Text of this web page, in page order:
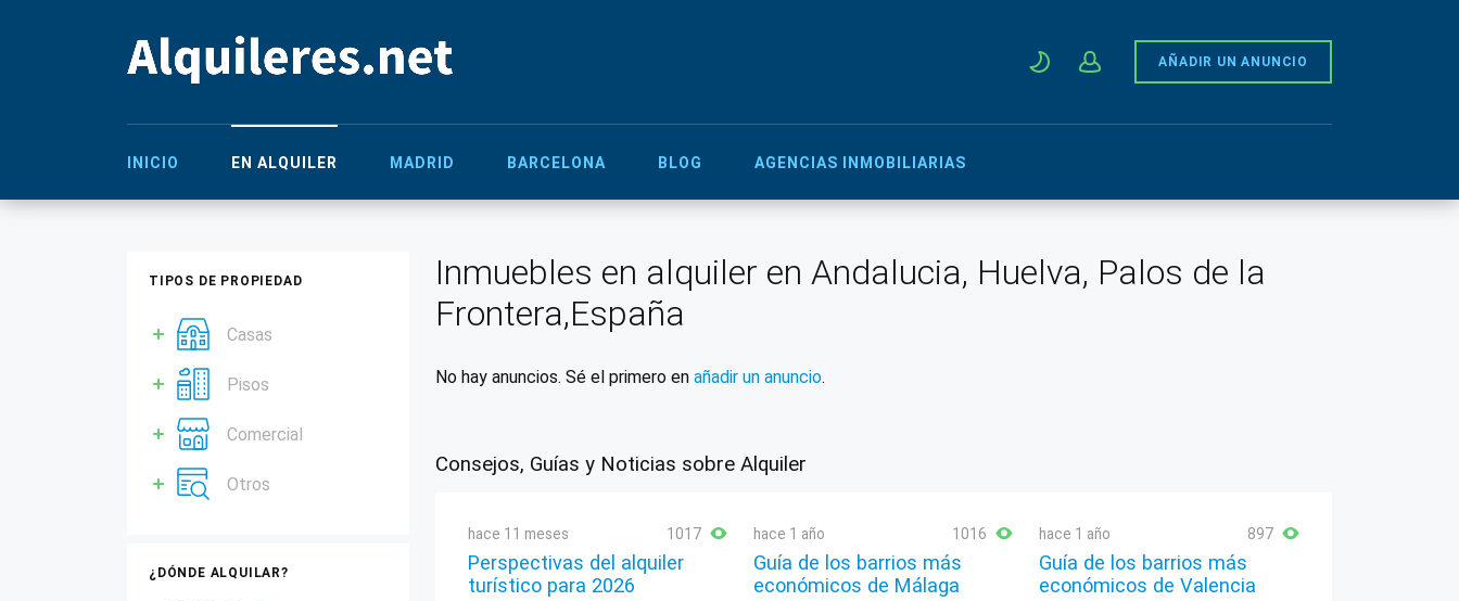
AÑADIR UN ANUNCIO
INICIO EN ALQUILER MADRID BARCELONA BLOG AGENCIAS INMOBILIARIAS
TIPOS DE PROPIEDAD
Casas
Pisos
Comercial
Otros
¿DÓNDE ALQUILAR?
Inmuebles en alquiler en Andalucia, Huelva, Palos de la
Frontera,España
No hay anuncios. Sé el primero en añadir un anuncio.
Consejos, Guías y Noticias sobre Alquiler
hace 11 meses 1017
Perspectivas del alquiler
turístico para 2026
hace 1 año 1016
Guía de los barrios más
económicos de Málaga
hace 1 año 897
Guía de los barrios más
económicos de Valencia